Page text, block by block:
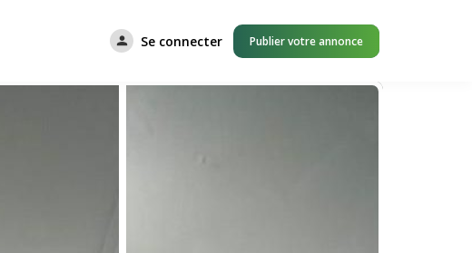
Se connecter Publier votre annonce